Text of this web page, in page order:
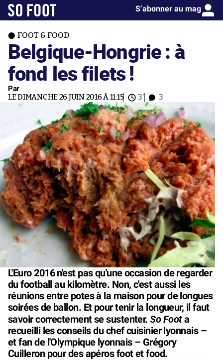
S’abonner au mag
FOOT & FOOD
Belgique-Hongrie : à
fond les filets !
Par
LE DIMANCHE 26 JUIN 2016 À 11:15 3' 3
L'Euro 2016 n'est pas qu'une occasion de regarder
du football au kilomètre. Non, c'est aussi les
réunions entre potes à la maison pour de longues
soirées de ballon. Et pour tenir la longueur, il faut
savoir correctement se sustenter.So Foota
recueilli les conseils du chef cuisinier lyonnais –
et fan de l'Olympique lyonnais – Grégory
Cuilleron pour des apéros foot et food.